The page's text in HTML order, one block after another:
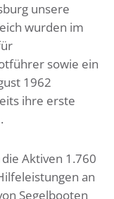
unsere
wurden im
sowie ein
1962
ihre erste
Aktiven 1.760
an
Segelbooten